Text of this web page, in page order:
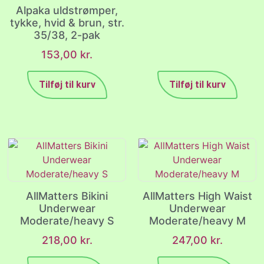
Alpaka uldstrømper,
tykke, hvid & brun, str.
35/38, 2-pak
153,00 kr.
Tilføj til kurv Tilføj til kurv
AllMatters Bikini
Underwear
Moderate/heavy S
218,00 kr.
AllMatters High Waist
Underwear
Moderate/heavy M
247,00 kr.